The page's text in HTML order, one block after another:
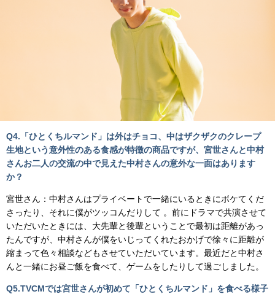
Q4.「ひとくちルマンド」は外はチョコ、中はザクザクのクレープ
生地という意外性のある食感が特徴の商品ですが、宮世さんと中村
さんお二人の交流の中で見えた中村さんの意外な一面はあります
か？
宮世さん：中村さんはプライベートで一緒にいるときにボケてくだ
さったり、それに僕がツッコんだりして 。前にドラマで共演させて
いただいたときには、大先輩と後輩ということで最初は距離があっ
たんですが、中村さんが僕をいじってくれたおかげで徐々に距離が
縮まって色々相談などもさせていただいています。最近だと中村さ
んと一緒にお昼ご飯を食べて、ゲームをしたりして過ごしました。
Q5.TVCMでは宮世さんが初めて「ひとくちルマンド」を食べる様子